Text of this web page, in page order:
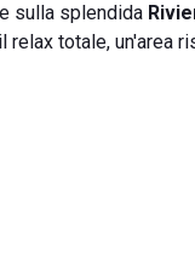
sulla splendida
relax totale, un'area